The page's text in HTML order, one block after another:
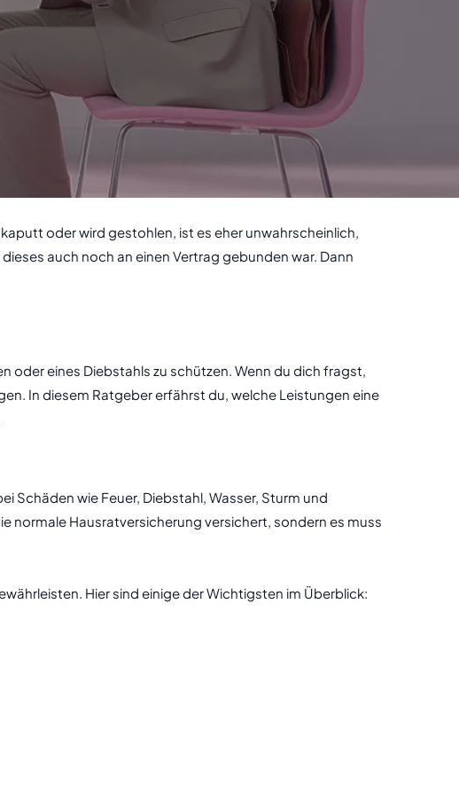
oder wird gestohlen, ist es eher unwahrscheinlich,
auch noch an einen Vertrag gebunden war. Dann
oder eines Diebstahls zu schützen. Wenn du dich fragst,
In diesem Ratgeber erfährst du, welche Leistungen eine
Schäden wie Feuer, Diebstahl, Wasser, Sturm und
normale Hausratversicherung versichert, sondern es muss
Hier sind einige der Wichtigsten im Überblick: